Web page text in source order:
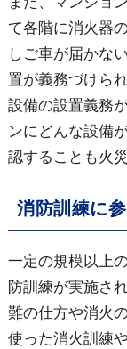
て各階に消火器
しご車が届かな
置が義務づけら
設備の設置義務
ンにどんな設備
認することも火
消防訓練に
一定の規模以上
防訓練が実施さ
難の仕方や消火
使った消火訓練